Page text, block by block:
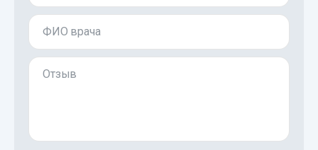
ФИО врача
Отзыв